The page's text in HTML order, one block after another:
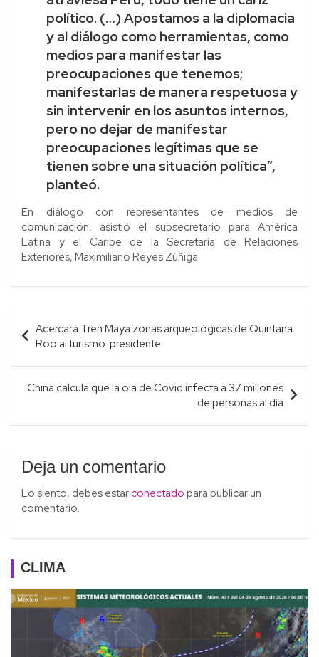
político. (…) Apostamos a la diplomacia
y al diálogo como herramientas, como
medios para manifestar las
preocupaciones que tenemos;
manifestarlas de manera respetuosa y
sin intervenir en los asuntos internos,
pero no dejar de manifestar
preocupaciones legítimas que se
tienen sobre una situación política”,
planteó.
En diálogo con representantes de medios de
comunicación, asistió el subsecretario para América
Latina y el Caribe de la Secretaría de Relaciones
Exteriores, Maximiliano Reyes Zúñiga.
Navegación
de
entradas
Acercará Tren Maya zonas arqueológicas de Quintana
Roo al turismo: presidente
China calcula que la ola de Covid infecta a 37 millones
de personas al día
Deja un comentario
Lo siento, debes estar conectado para publicar un
comentario.
CLIMA